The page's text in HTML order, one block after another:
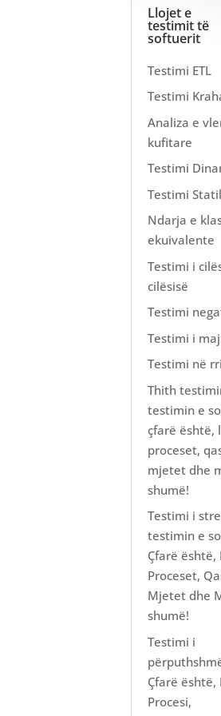
Llojet e
testimit të
softuerit
Testimi ETL
Testimi
Analiza e
kufitare
Testimi
Testimi
Ndarja e
ekuivalente
Testimi i
cilësisë
Testimi
Testimi i
Testimi në
Thith
testimin e
çfarë është,
proceset,
mjetet dhe
shumë!
Testimi i
testimin e
Çfarë është,
Proceset,
Mjetet dhe
shumë!
Testimi i
Çfarë është,
Procesi,